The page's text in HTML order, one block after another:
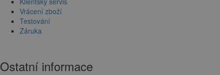
Vrácení zboží
Testování
Záruka
Ostatní informace